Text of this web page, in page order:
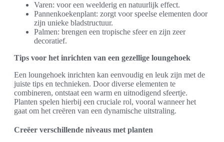
Varen: voor een weelderig en natuurlijk effect.
Pannenkoekenplant: zorgt voor speelse elementen door
zijn unieke bladstructuur.
Palmen: brengen een tropische sfeer en zijn zeer
decoratief.
Tips voor het inrichten van een gezellige loungehoek
Een loungehoek inrichten kan eenvoudig en leuk zijn met de
juiste tips en technieken. Door diverse elementen te
combineren, ontstaat een warm en uitnodigend sfeertje.
Planten spelen hierbij een cruciale rol, vooral wanneer het
gaat om het creëren van een dynamische uitstraling.
Creëer verschillende niveaus met planten